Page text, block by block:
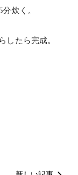
炊く。
したら完成。